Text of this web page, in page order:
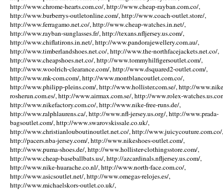
http://www.chrome-hearts.com.co/, http://www.cheap-rayban.com.co/,
http://www.burberrys-outletonline.com/, http://www.coach-outlet.store/,
http://www.ferragamo.net.co/, http://www.cheap-watches.in.net/,
http://www.rayban-sunglasses.fr/, http://texans.nfljersey.us.com/,
http://www.chiflatirons.in.net/, http://www.pandorajewellery.com.au/,
http://www.timberlandshoes.net.co/, http://www.the-northfacejackets.net.co/,
http://www.cheapshoes.net.co/, http://www.tommyhilfigersoutlet.com/,
http://www.woolrich-clearance.com/, http://www.dsquared2-outlet.com/,
http://www.mk-com.com/, http://www.montblancoutlet.com.co/,
http://www.philipp-pleins.com/, http://www.hollister.com.se/, http://
rosherun.com.es/, http://www.airmax.com.se/, http://www.rolex-
http://www.nikefactory.com.co/, http://www.nike-free-runs.de/,
http://www.ralphlaurens.ca/, http://www.nfl-jersey.us.org/, http://www.prada-
bagsoutlet.com/, http://www.swarovskissale.co.uk/,
http://www.christianlouboutinoutlet.net.co/, http://www.juicycouture.com.co/,
http://pacers.nba-jersey.com/, http://www.nikeshoes-outlet.com/,
http://www.puma-shoes.de/, http://www.hollister-clothingsstore.com/,
http://www.cheap-baseballbats.us/, http://azcardinals.nfljersey.us.com/,
http://www.nike-huarache.co.nl/, http://www.north-face.com.co/,
http://www.asicsoutlet.net/, http://www.omegas-relojes.es/,
http://www.michaelskors-outlet.co.uk/,